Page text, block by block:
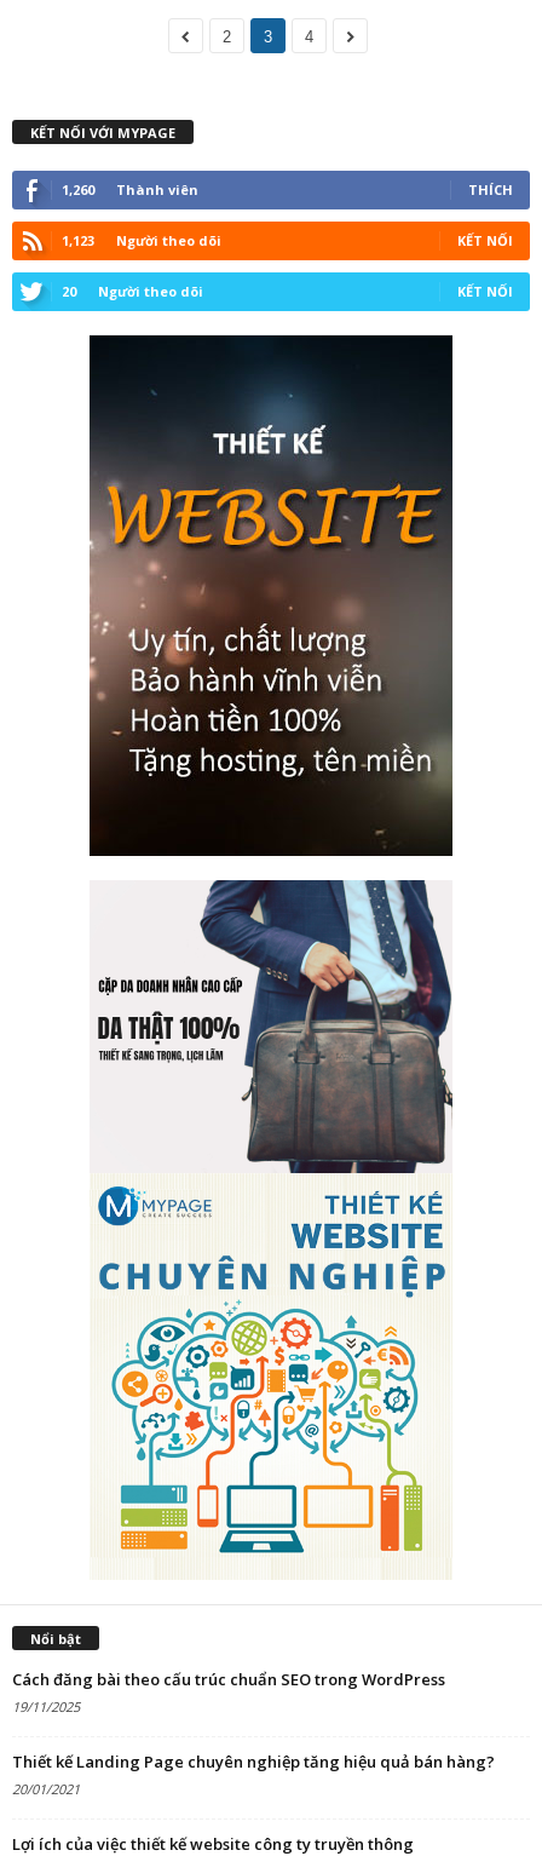
2 3 4
KẾT NỐI VỚI MYPAGE
1,260 Thành viên THÍCH
1,123 Người theo dõi KẾT NỐI
20 Người theo dõi KẾT NỐI
Nổi bật
Cách đăng bài theo cấu trúc chuẩn SEO trong WordPress
19/11/2025
Thiết kế Landing Page chuyên nghiệp tăng hiệu quả bán hàng?
20/01/2021
Lợi ích của việc thiết kế website công ty truyền thông